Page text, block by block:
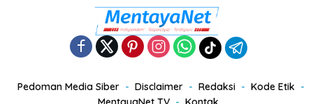
Pedoman Media Siber Disclaimer Redaksi
Kode Etik